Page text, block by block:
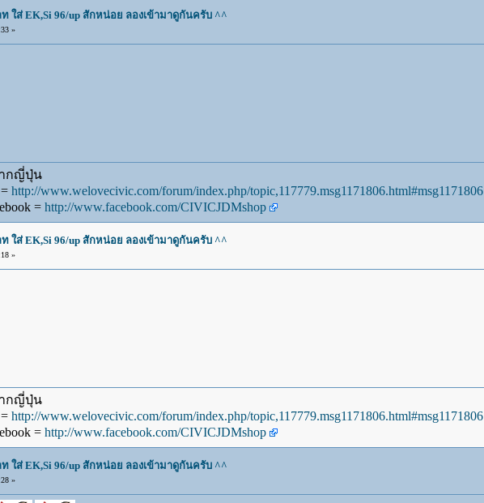
ท ใส่ EK,Si 96/up สักหน่อย ลองเข้ามาดูกันครับ ^^
»
กญี่ปุ่น
http://www.welovecivic.com/forum/index.php/topic,117779.msg1171806.html#msg1171806
= http://www.facebook.com/CIVICJDMshop
ท ใส่ EK,Si 96/up สักหน่อย ลองเข้ามาดูกันครับ ^^
»
กญี่ปุ่น
http://www.welovecivic.com/forum/index.php/topic,117779.msg1171806.html#msg1171806
= http://www.facebook.com/CIVICJDMshop
ท ใส่ EK,Si 96/up สักหน่อย ลองเข้ามาดูกันครับ ^^
»